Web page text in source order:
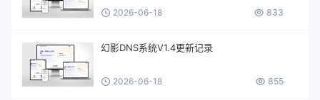
2026-06-18 833
幻影DNS系统V1.4更新记录
2026-06-18 855